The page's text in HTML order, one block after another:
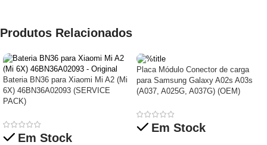
Produtos Relacionados
Bateria BN36 para Xiaomi Mi A2 (Mi
6X) 46BN36A02093 (SERVICE
PACK)
Em Stock
Placa Módulo Conector de carga
para Samsung Galaxy A02s A03s
(A037, A025G, A037G) (OEM)
Em Stock